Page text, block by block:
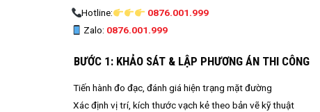
Hotline:
0876.001.999
Zalo: 0876.001.999
BƯỚC 1: KHẢO SÁT & LẬP PHƯƠNG ÁN THI CÔNG
Tiến hành đo đạc, đánh giá hiện trạng mặt đường
Xác định vị trí, kích thước vạch kẻ theo bản vẽ kỹ thuật